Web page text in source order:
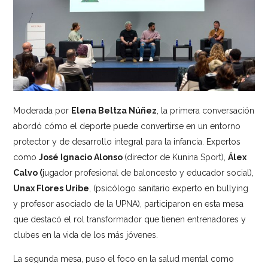
Moderada por Elena Beltza Núñez , la primera conversación
abordó cómo el deporte puede convertirse en un entorno
protector y de desarrollo integral para la infancia. Expertos
comoJosé Ignacio Alonso (director de Kunina Sport),Álex
Calvo (jugador profesional de baloncesto y educador social),
Unax Flores Uribe , (psicólogo sanitario experto en bullying
y profesor asociado de la UPNA), participaron en esta mesa
que destacó el rol transformador que tienen entrenadores y
clubes en la vida de los más jóvenes.
La segunda mesa, puso el foco en la salud mental como